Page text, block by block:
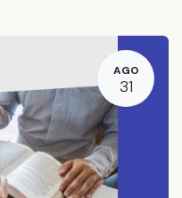
AGO
31